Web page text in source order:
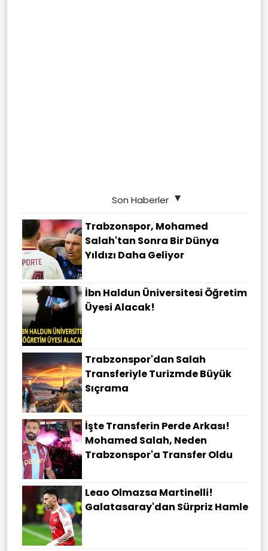
Son Haberler
Trabzonspor, Mohamed
Salah'tan Sonra Bir Dünya
Yıldızı Daha Geliyor
İbn Haldun Üniversitesi Öğretim
Üyesi Alacak!
Trabzonspor'dan Salah
Transferiyle Turizmde Büyük
Sıçrama
İşte Transferin Perde Arkası!
Mohamed Salah, Neden
Trabzonspor'a Transfer Oldu
Leao Olmazsa Martinelli!
Galatasaray'dan Sürpriz Hamle